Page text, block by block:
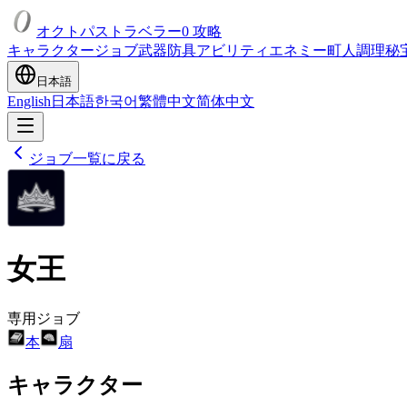
オクトパストラベラー0 攻略
キャラクタージョブ武器防具アビリティ エネミー町人 調理秘
日本語
English 日本語한국어繁體中文简体中文
ジョブ一覧に戻る
女王
専用ジョブ
本
扇
キャラクター